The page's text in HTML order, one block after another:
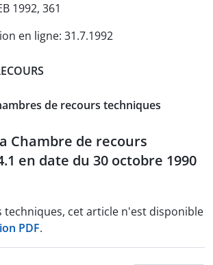
1992, 361
en ligne: 31.7.1992
de recours techniques
Chambre de recours
en date du 30 octobre 1990
techniques, cet article n'est disponible
PDF.